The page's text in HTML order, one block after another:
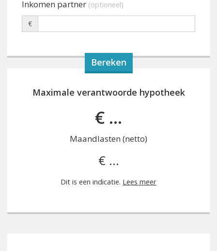
Inkomen partner (optioneel)
€
Maximale verantwoorde hypotheek
€ ...
Maandlasten (netto)
€ ...
Dit is een indicatie. Lees meer